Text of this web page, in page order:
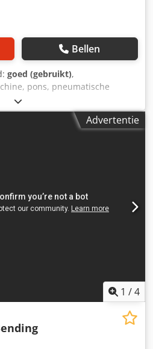
Bellen
goed (gebruikt),
pons, pneumatische
Agfjk -pneumatische
Advertentie
1 /4